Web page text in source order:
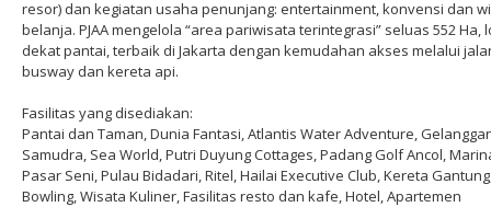
resor) dan kegiatan usaha penunjang: entertainment, konvensi dan
belanja. PJAA mengelola “area pariwisata terintegrasi” seluas 552 Ha,
dekat pantai, terbaik di Jakarta dengan kemudahan akses melalui
busway dan kereta api.
Fasilitas yang disediakan:
Pantai dan Taman, Dunia Fantasi, Atlantis Water Adventure,
Samudra, Sea World, Putri Duyung Cottages, Padang Golf Ancol,
Pasar Seni, Pulau Bidadari, Ritel, Hailai Executive Club, Kereta
Bowling, Wisata Kuliner, Fasilitas resto dan kafe, Hotel, Apartemen